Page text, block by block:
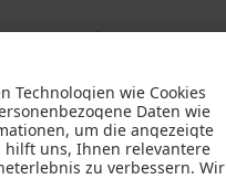
Kontakt
© 2026